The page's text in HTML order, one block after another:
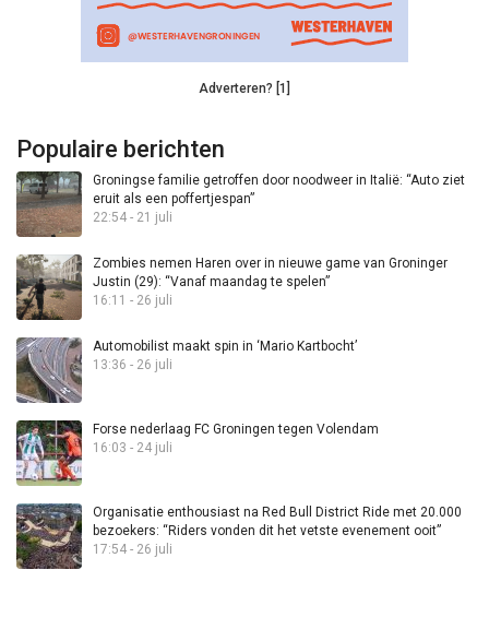
Adverteren? [1]
Populaire berichten
Groningse familie getroffen door noodweer in Italië: “Auto ziet
eruit als een poffertjespan”
22:54 - 21 juli
Zombies nemen Haren over in nieuwe game van Groninger
Justin (29): “Vanaf maandag te spelen”
16:11 - 26 juli
Automobilist maakt spin in ‘Mario Kartbocht’
13:36 - 26 juli
Forse nederlaag FC Groningen tegen Volendam
16:03 - 24 juli
Organisatie enthousiast na Red Bull District Ride met 20.000
bezoekers: “Riders vonden dit het vetste evenement ooit”
17:54 - 26 juli